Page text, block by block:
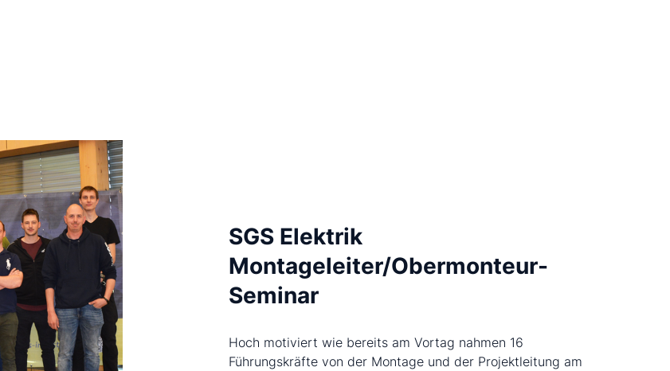
SGS Elektrik
Montageleiter/Obermonteur-
Seminar
Hoch motiviert wie bereits am Vortag nahmen 16
Führungskräfte von der Montage und der Projektleitung am